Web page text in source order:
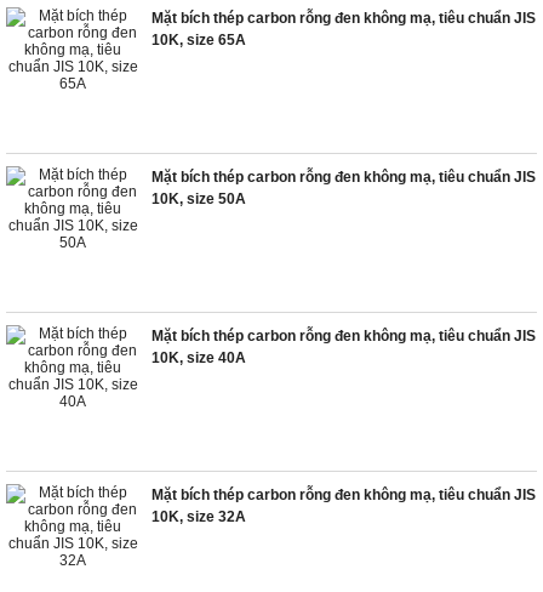
Mặt bích thép carbon rỗng đen không mạ, tiêu chuẩn JIS
10K, size 65A
Mặt bích thép carbon rỗng đen không mạ, tiêu chuẩn JIS
10K, size 50A
Mặt bích thép carbon rỗng đen không mạ, tiêu chuẩn JIS
10K, size 40A
Mặt bích thép carbon rỗng đen không mạ, tiêu chuẩn JIS
10K, size 32A